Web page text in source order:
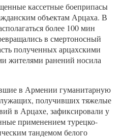
кассетные боеприпасы
объектам Арцаха. В
более 100 мин
в смертоносный
полученных арцахскими
жителями ранений носила
в Армении гуманитарную
получивших тяжелые
в Арцахе, зафиксировали у
применением турецко-
тандемом белого